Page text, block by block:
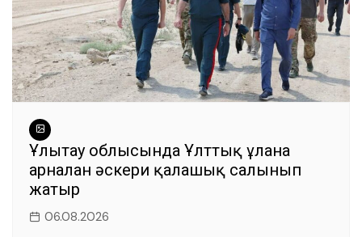
Ұлытау облысында Ұлттық ұланға
арналған әскери қалашық салынып
жатыр
06.08.2026